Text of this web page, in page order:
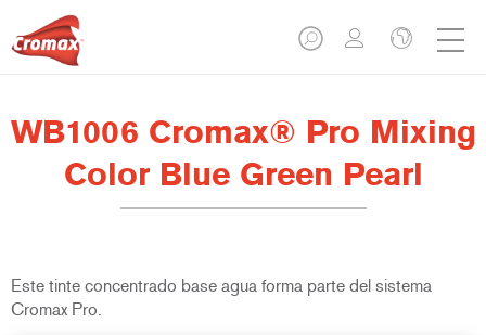
WB1006 Cromax® Pro Mixing
Color Blue Green Pearl
Este tinte concentrado base agua forma parte del sistema
Cromax Pro.